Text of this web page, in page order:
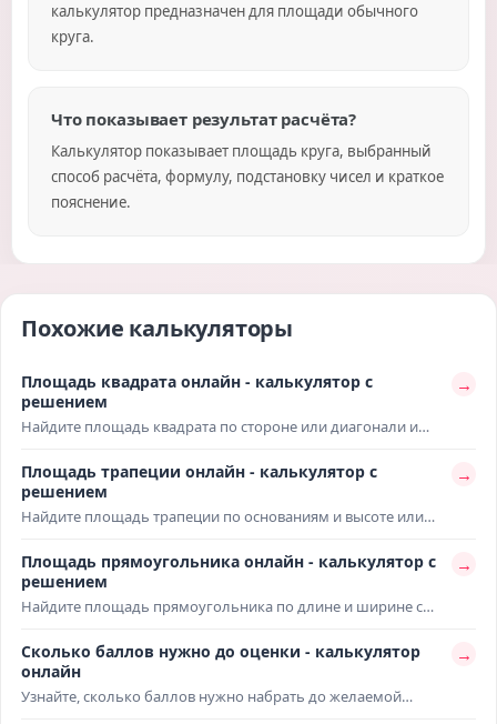
калькулятор предназначен для площади обычного
круга.
Что показывает результат расчёта?
Калькулятор показывает площадь круга, выбранный
способ расчёта, формулу, подстановку чисел и краткое
пояснение.
Похожие калькуляторы
Площадь квадрата онлайн - калькулятор с
решением
Найдите площадь квадрата по стороне или диагонали и
учебных задач, проверки домашней работы,
геометрических вычислений и быстрых бытовых измерений
без ручных подсчётов.
→
Площадь трапеции онлайн - калькулятор с
решением
Найдите площадь трапеции по основаниям и высоте или
подстановку значений и итоговый ответ для школьных
задач, проверки решений и геометрических вычислений.
→
Площадь прямоугольника онлайн - калькулятор с
решением
Найдите площадь прямоугольника по длине и ширине с
подойдёт для школьных задач, проверки домашней работы,
планировки помещений и быстрых бытовых измерений без
ручных вычислений.
→
Сколько баллов нужно до оценки - калькулятор
онлайн
Узнайте, сколько баллов нужно набрать до желаемой
→